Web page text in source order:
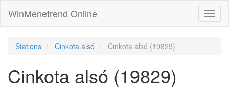
WinMenetrend Online
Stations Cinkota alsó Cinkota alsó (19829)
Cinkota alsó (19829)